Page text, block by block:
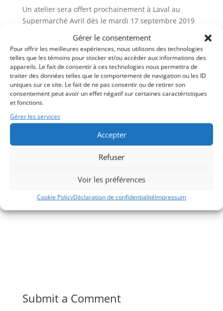
Gérer le consentement
Pour offrir les meilleures expériences, nous utilisons des technologies
telles que les témoins pour stocker et/ou accéder aux informations des
appareils. Le fait de consentir à ces technologies nous permettra de
traiter des données telles que le comportement de navigation ou les ID
uniques sur ce site. Le fait de ne pas consentir ou de retirer son
consentement peut avoir un effet négatif sur certaines caractéristiques
et fonctions.
Gérer les services
Accepter
Refuser
Voir les préférences
Cookie PolicyDéclaration de confidentialitéImpressum
Un atelier sera offert prochainement à Laval au
Supermarché Avril dès le mardi 17 septembre 2019
(19 à 20h30) pour 10 cours consécutifs (sauf relâche
du 15 octobre) au coût de 150$ par personne.
Réservation nécessaire pardépôt(Paypal).
Submit a Comment